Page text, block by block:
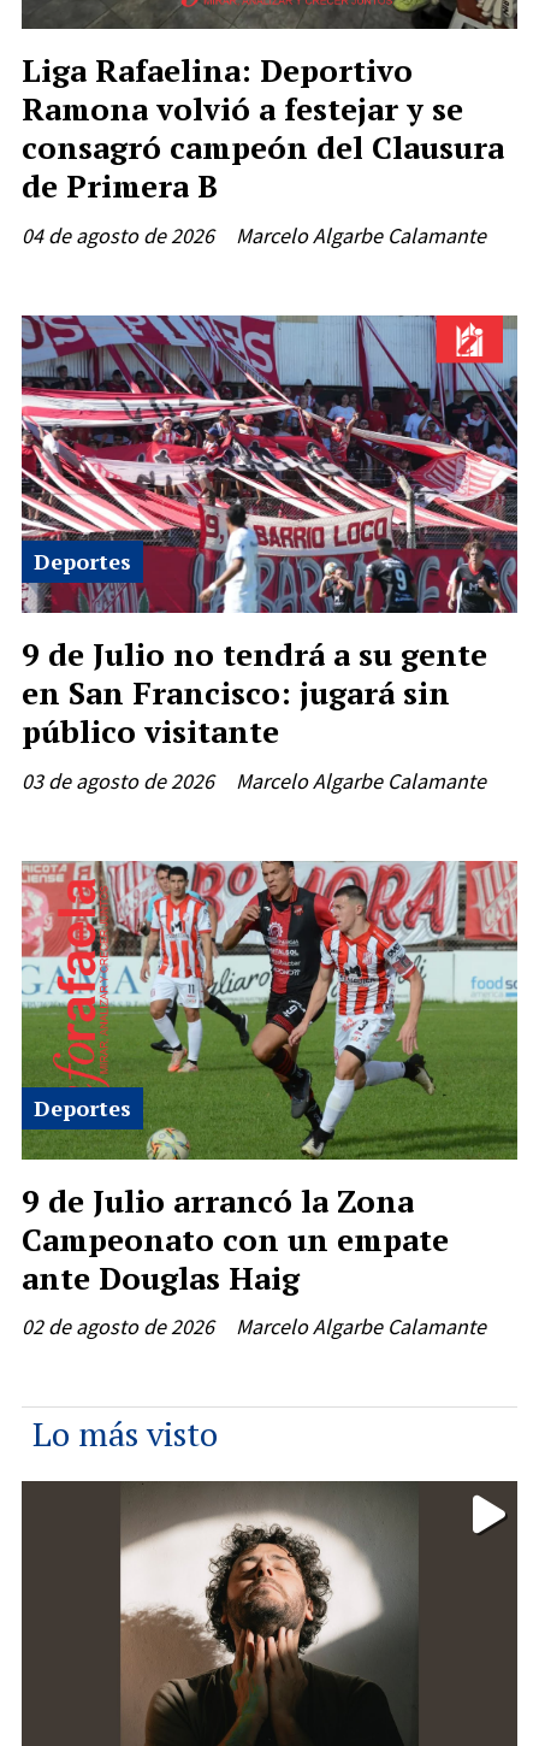
Liga Rafaelina: Deportivo
Ramona volvió a festejar y se
consagró campeón del Clausura
de Primera B
Marcelo Algarbe Calamante
04 de agosto de 2026
9 de Julio no tendrá a su gente
en San Francisco: jugará sin
público visitante
Marcelo Algarbe Calamante
Deportes
03 de agosto de 2026
9 de Julio arrancó la Zona
Campeonato con un empate
ante Douglas Haig
Marcelo Algarbe Calamante
Deportes
02 de agosto de 2026
Lo más visto